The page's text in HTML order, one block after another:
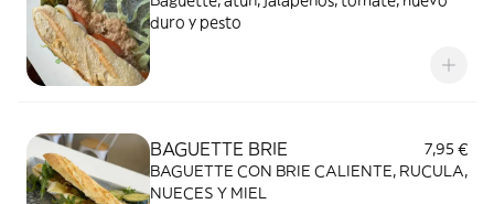
duro y pesto
BAGUETTE BRIE
7,95 €
BAGUETTE CON BRIE CALIENTE, RUCULA,
NUECES Y MIEL